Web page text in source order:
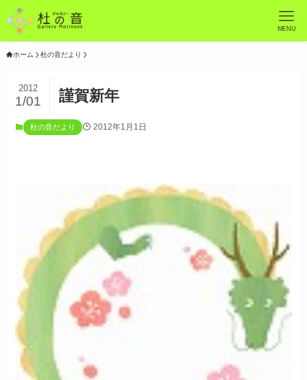
MENU
ホーム 杜の音だより
謹賀新年
2012
1/01
杜の音だより 2012年1月1日